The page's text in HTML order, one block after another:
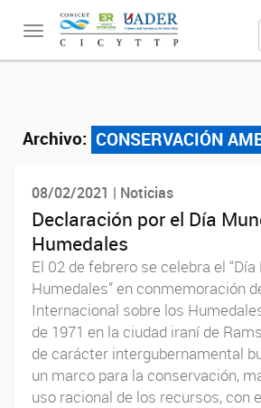
Toggle
navigation
Archivo: CONSERVACIÓN
08/02/2021 | Noticias
Declaración por el Día
Humedales
El 02 de febrero se celebra el
Humedales” en conmemoración
Internacional sobre los
de 1971 en la ciudad iraní de
de carácter intergubernamental
un marco para la conservación,
uso racional de los recursos, con